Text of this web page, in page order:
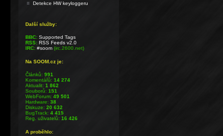
Detekce HW keyloggeru
Další služby:
BBC: Supported Tags
RSS: RSS Feeds v2.0
IRC: #soom(irc.2600.net)
Na SOOM.cz je:
Článků:991
Komentářů:14 274
Aktualit:1 862
Souborů:151
WebForum:49 501
Hardware:38
Diskuze:20 632
BugTrack:4 415
Reg. uživatelů:16 426
A proběhlo: